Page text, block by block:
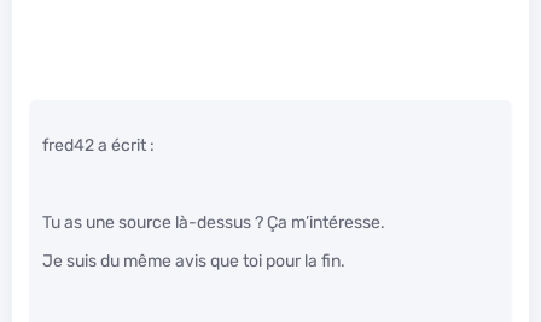
fred42 a écrit :
Tu as une source là-dessus ? Ça m’intéresse.
Je suis du même avis que toi pour la fin.